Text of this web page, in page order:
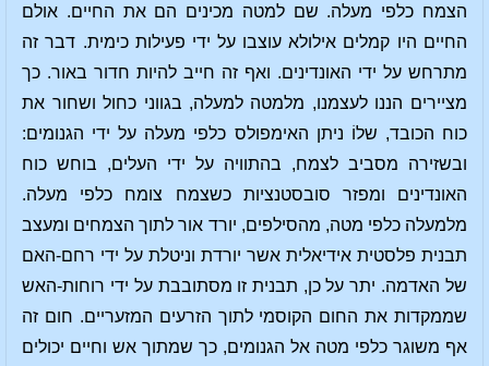
הצמח כלפי מעלה. שם למטה מכינים הם את החיים. אולם
החיים היו קמלים אילולא עוצבו על ידי פעילות כימית. דבר זה
מתרחש על ידי האונדינים. ואף זה חייב להיות חדור באור. כך
מציירים הננו לעצמנו, מלמטה למעלה, בגווני כחול ושחור את
כוח הכובד, שלוֹ ניתן האימפולס כלפי מעלה על ידי הגנומים:
ובשזירה מסביב לצמח, בהתוויה על ידי העלים, בוחש כוח
האונדינים ומפזר סובסטנציות כשצמח צומח כלפי מעלה.
מלמעלה כלפי מטה, מהסילפים, יורד אור לתוך הצמחים ומעצב
תבנית פלסטית אידיאלית אשר יורדת וניטלת על ידי רחם-האם
של האדמה. יתר על כן, תבנית זו מסתובבת על ידי רוחות-האש
שממקדות את החום הקוסמי לתוך הזרעים המזעריים. חום זה
אף משוגר כלפי מטה אל הגנומים, כך שמתוך אש וחיים יכולים